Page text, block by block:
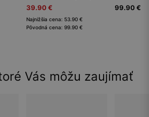
39.90 €
Najnižšia cena: 53.90 €
Pôvodná cena: 99.90 €
99.90 €
Vás môžu zaujímať